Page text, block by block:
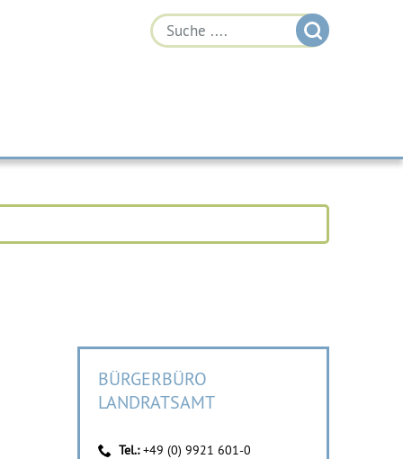
BÜRGERBÜRO
LANDRATSAMT
Tel.:+49 (0) 9921 601-0